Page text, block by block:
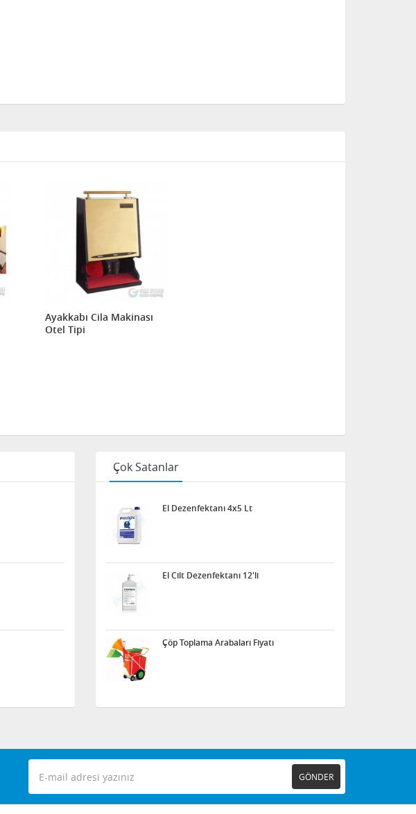
Ayakkabı Cila Makinası
Otel Tipi
Çok Satanlar
El Dezenfektanı 4x5 Lt
El Cilt Dezenfektanı 12'li
Çöp Toplama Arabaları Fiyatı
GÖNDER